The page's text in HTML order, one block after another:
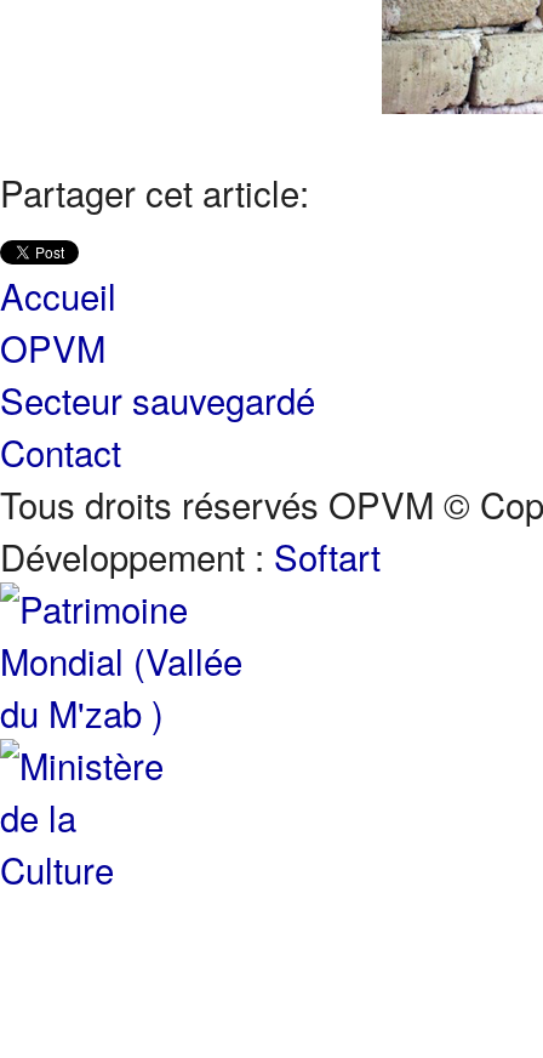
Partager cet article:
Accueil
OPVM
Secteur sauvegardé
Contact
Tous droits réservés OPVM ©
Développement : Softart